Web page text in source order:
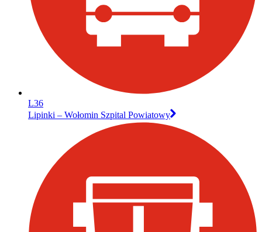
L36
Lipinki – Wołomin Szpital Powiatowy